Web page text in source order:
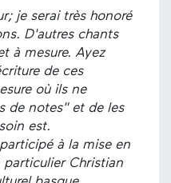
je serai très honoré
D'autres chants
à mesure. Ayez
de ces
où ils ne
de notes" et de les
est.
à la mise en
Christian